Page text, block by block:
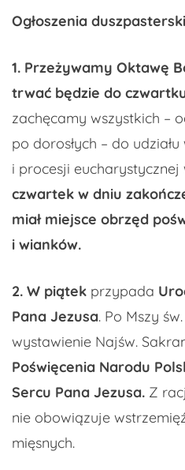
Ogłoszenia
1. Przeżywamy Oktawę
trwać będzie do czwartku
zachęcamy wszystkich –
po dorosłych – do
i procesji eucharystycznej
czwartek w dniu
miał miejsce obrzęd
i wianków.
2. W piątek przypada
Pana Jezusa. Po Mszy
wystawienie Najśw.
Poświęcenia Narodu
Sercu Pana Jezusa. Z
nie obowiązuje
mięsnych.